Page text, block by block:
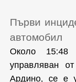
Първи
автомобил
Около 15:48
управляван
Ардино, се е